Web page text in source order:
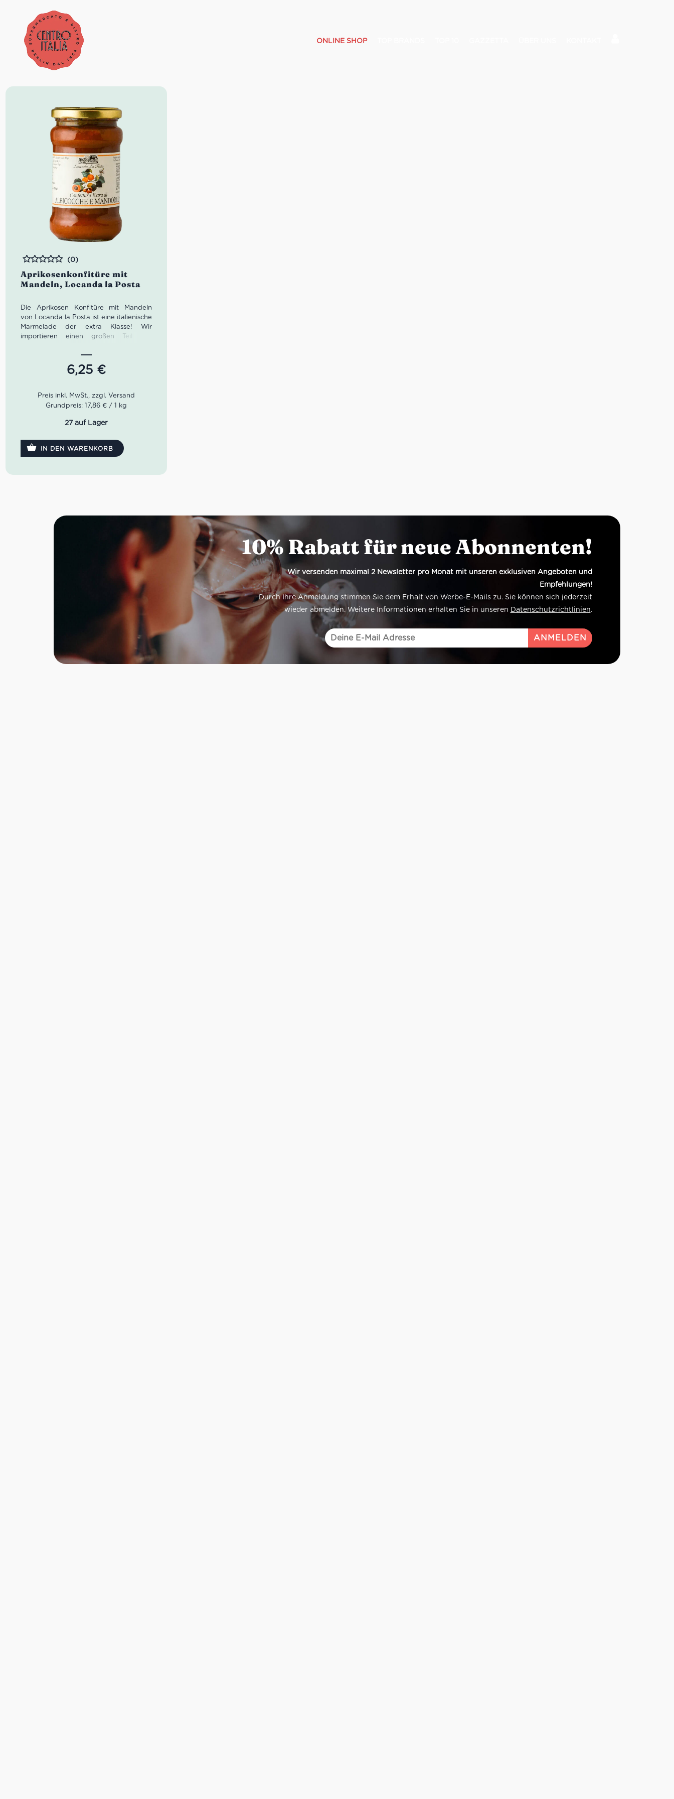
ONLINE SHOP
Aprikosenkonfitüre mit
Mandeln, Locanda la Posta
Bewertet
(0)
Die Aprikosen Konfitüre mit Mandeln
von Locanda la Posta ist eine italienische
Marmelade der extra Klasse! Wir
importieren einen großen Teil des
Die Aprikosen-Mandel-Konfitüre fällt
dadurch auf, dass die darin enthaltenen
Aromen nicht durch den aufdringlichen
werden. Alles in allem also ein sehr
delikates Gut italienischer, dicht
6,25 €
Grundpreis: 17,86 € / 1 kg
27 auf Lager
IN DEN WARENKORB
10% Rabatt für neue Abonnenten!
Wir versenden maximal 2 Newsletter pro Monat mit unseren exklusiven Angeboten und
Empfehlungen!
Durch Ihre Anmeldung stimmen Sie dem Erhalt von Werbe-E-Mails zu. Sie können sich jederzeit
wieder abmelden. Weitere Informationen erhalten Sie in unseren Datenschutzrichtlinien.